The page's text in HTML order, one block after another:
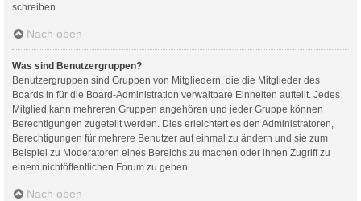
schreiben.
Nach oben
Was sind Benutzergruppen?
Benutzergruppen sind Gruppen von Mitgliedern, die die Mitglieder des
Boards in für die Board-Administration verwaltbare Einheiten aufteilt. Jedes
Mitglied kann mehreren Gruppen angehören und jeder Gruppe können
Berechtigungen zugeteilt werden. Dies erleichtert es den Administratoren,
Berechtigungen für mehrere Benutzer auf einmal zu ändern und sie zum
Beispiel zu Moderatoren eines Bereichs zu machen oder ihnen Zugriff zu
einem nichtöffentlichen Forum zu geben.
Nach oben